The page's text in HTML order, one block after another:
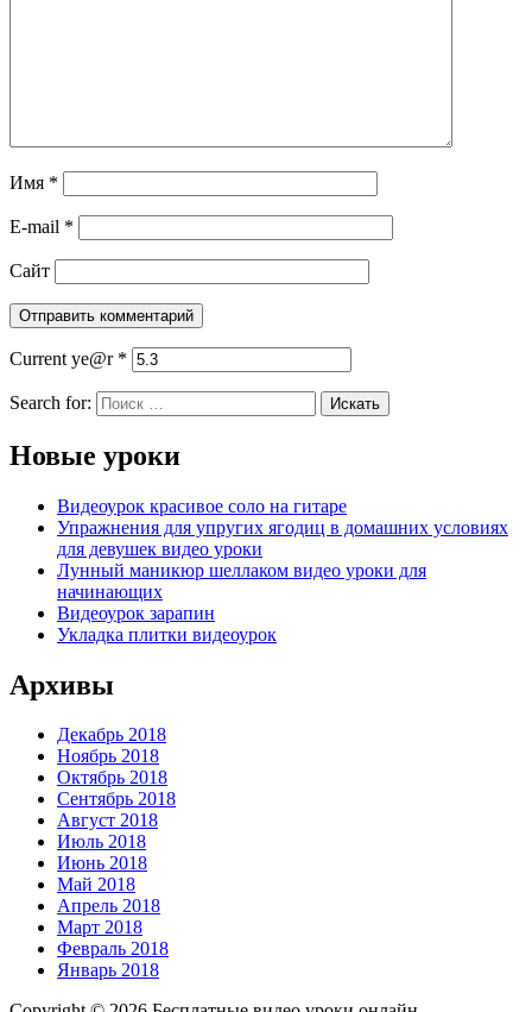
Имя *
E-mail *
Сайт
Current ye@r *
Search for:
Новые уроки
Видеоурок красивое соло на гитаре
Упражнения для упругих ягодиц в домашних условиях
для девушек видео уроки
Лунный маникюр шеллаком видео уроки для
начинающих
Видеоурок зарапин
Укладка плитки видеоурок
Архивы
Декабрь 2018
Ноябрь 2018
Октябрь 2018
Сентябрь 2018
Август 2018
Июль 2018
Июнь 2018
Май 2018
Апрель 2018
Март 2018
Февраль 2018
Январь 2018